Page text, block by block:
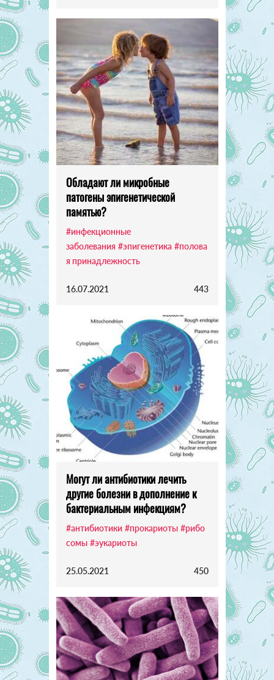
Обладают ли микробные
патогены эпигенетической
памятью?
#инфекционные
заболевания #эпигенетика #полова
я принадлежность
16.07.2021 443
Могут ли антибиотики лечить
другие болезни в дополнение к
бактериальным инфекциям?
#антибиотики #прокариоты #рибо
сомы #эукариоты
25.05.2021 450